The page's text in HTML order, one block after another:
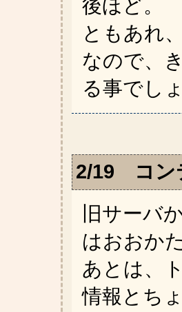
後ほど。
ともあれ
なので、
る事でし
2/19 コン
旧サーバ
はおおか
あとは、
情報とち